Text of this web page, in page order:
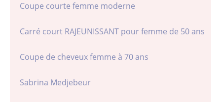
Coupe courte femme moderne
Carré court RAJEUNISSANT pour femme de 50 ans
Coupe de cheveux femme à 70 ans
Sabrina Medjebeur